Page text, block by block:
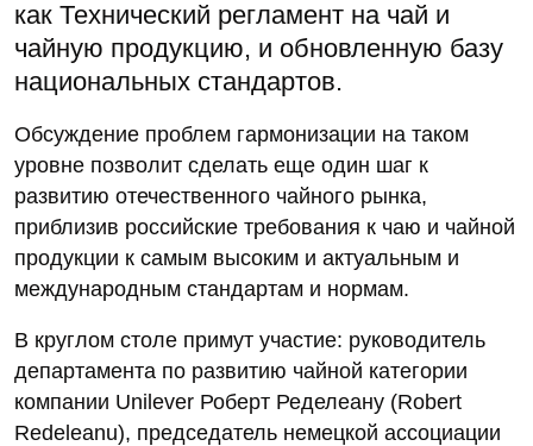
как Технический регламент на чай и
чайную продукцию, и обновленную базу
национальных стандартов.
Обсуждение проблем гармонизации на таком
уровне позволит сделать еще один шаг к
развитию отечественного чайного рынка,
приблизив российские требования к чаю и чайной
продукции к самым высоким и актуальным и
международным стандартам и нормам.
В круглом столе примут участие: руководитель
департамента по развитию чайной категории
компании Unilever Роберт Ределеану (Robert
Redeleanu), председатель немецкой ассоциации